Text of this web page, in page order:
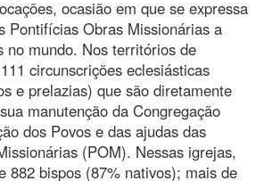
ocasião em que se expressa
Pontifícias Obras Missionárias a
no mundo. Nos territórios de
circunscrições eclesiásticas
e prelazias) que são diretamente
manutenção da Congregação
dos Povos e das ajudas das
(POM). Nessas igrejas,
882 bispos (87% nativos); mais de